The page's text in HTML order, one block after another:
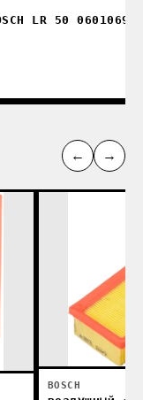
LR 50
← →
BOSCH